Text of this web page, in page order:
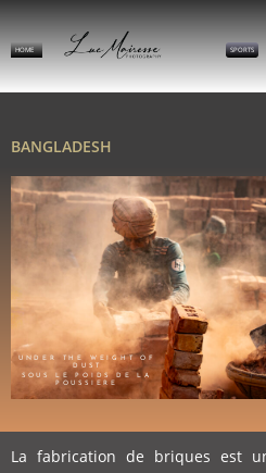
HOME SPORTS
BANGLADESH
UNDER THE WEIGHT OF
DUST
SOUS LE POIDS DE LA
POUSSIERE
La fabrication de briques est